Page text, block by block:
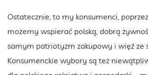
Ostatecznie, to my konsumenci,
możemy wspierać polską, dobrą
samym patriotyzm zakupowy i więź ze
Konsumenckie wybory są też